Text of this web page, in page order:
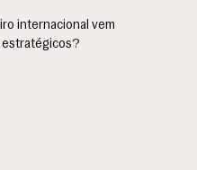
internacional vem